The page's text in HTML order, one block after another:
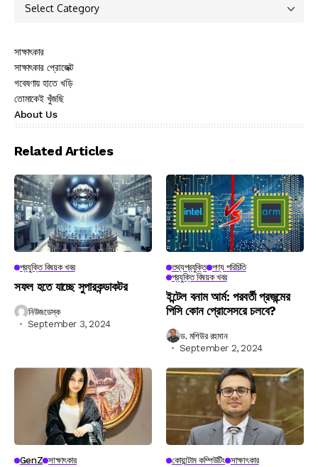
সাক্ষাৎকার
সাক্ষাৎকার প্রোজেক্ট
গবেষণায় হাতে খড়ি
তোমাকেই খুঁজছি
About Us
Related Articles
প্রযুক্তি বিষয়ক খবর
সফল হতে যাচ্ছে সুপারকন্ডাকটর
নিউজডেস্ক
September 3, 2024
তথ্যপ্রযুক্তি পণ্য পরিচিতি
প্রযুক্তি বিষয়ক খবর
ইন্টেল বনাম আর্ম: পরবর্তী প্রজন্মের
পিসি কোন প্রোসেসরে চলবে?
ড. মশিউর রহমান
September 2, 2024
GenZ সাক্ষাৎকার কোয়ান্টাম কম্পিউটিং সাক্ষাৎকার